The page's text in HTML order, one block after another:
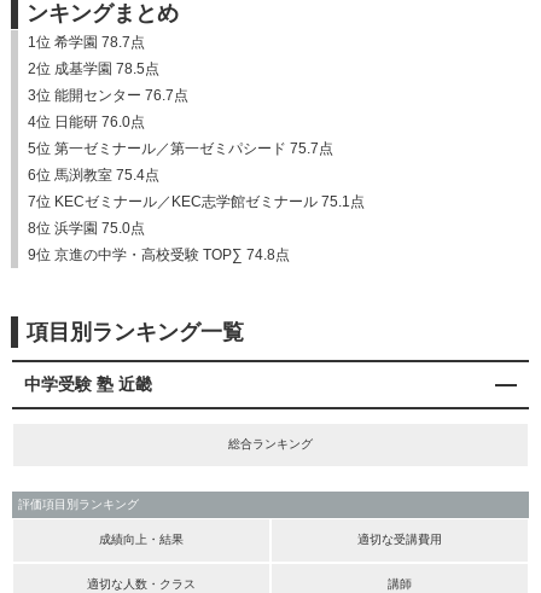
ンキングまとめ
1位 希学園 78.7点
2位 成基学園 78.5点
3位 能開センター 76.7点
4位 日能研 76.0点
5位 第一ゼミナール／第一ゼミパシード 75.7点
6位 馬渕教室 75.4点
7位 KECゼミナール／KEC志学館ゼミナール 75.1点
8位 浜学園 75.0点
9位 京進の中学・高校受験 TOP∑ 74.8点
項目別ランキング一覧
中学受験 塾 近畿
総合ランキング
評価項目別ランキング
成績向上・結果 適切な受講費用
適切な人数・クラス 講師